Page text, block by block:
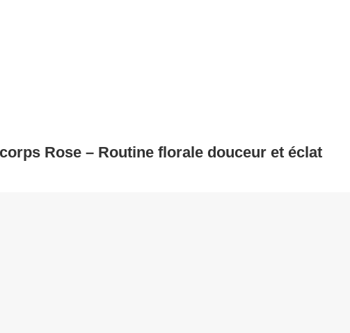
Rose – Routine florale douceur et éclat